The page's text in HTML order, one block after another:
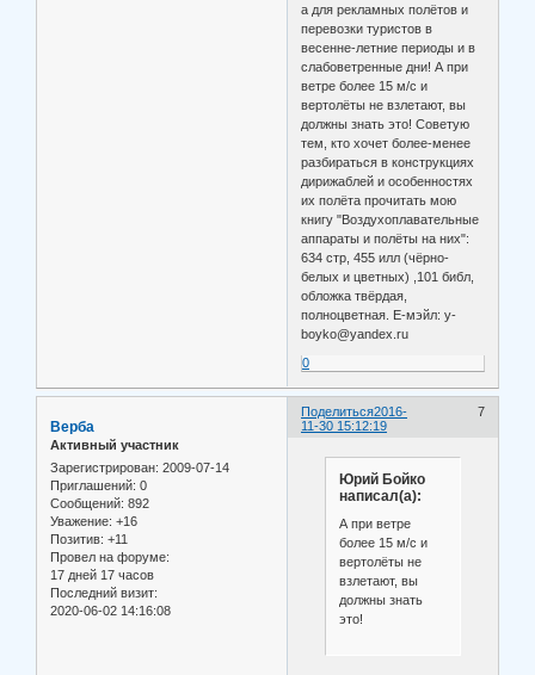
а для рекламных полётов и
перевозки туристов в
весенне-летние периоды и в
слабоветренные дни! А при
ветре более 15 м/с и
вертолёты не взлетают, вы
должны знать это! Советую
тем, кто хочет более-менее
разбираться в конструкциях
дирижаблей и особенностях
их полёта прочитать мою
книгу "Воздухоплавательные
аппараты и полёты на них":
634 стр, 455 илл (чёрно-
белых и цветных) ,101 библ,
обложка твёрдая,
полноцветная. Е-мэйл: y-
boyko@yandex.ru
0
Поделиться 7
2016-
11-30 15:12:19
Верба
Активный участник
Зарегистрирован: 2009-07-14
Приглашений: 0
Сообщений: 892
Уважение: +16
Позитив: +11
Провел на форуме:
17 дней 17 часов
Последний визит:
2020-06-02 14:16:08
Юрий Бойко
написал(а):
А при ветре
более 15 м/с и
вертолёты не
взлетают, вы
должны знать
это!